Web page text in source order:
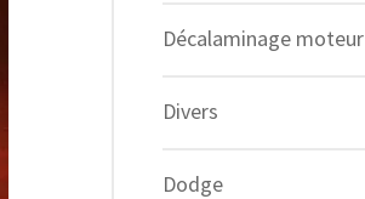
Décalaminage moteur
Divers
Dodge